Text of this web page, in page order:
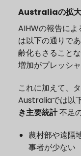
Australiaの拡大
AIHWの報告に
は以下の通りで
齢化もさること
増加がプレッシ
これに加えて、
Australiaでは以
き主要統計不足
農村部や遠隔
事者が少ない